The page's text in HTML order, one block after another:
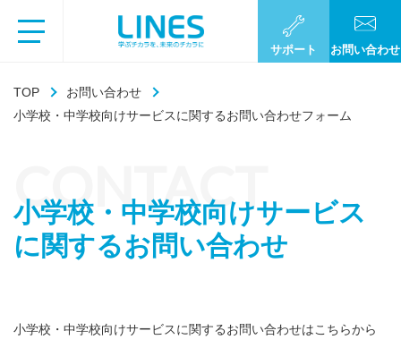
サポート お問い合わせ
TOP
お問い合わせ
小学校・中学校向けサービスに関するお問い合わせフォーム
CONTACT
小学校・中学校向けサービス
に関するお問い合わせ
小学校・中学校向けサービスに関するお問い合わせはこちらから